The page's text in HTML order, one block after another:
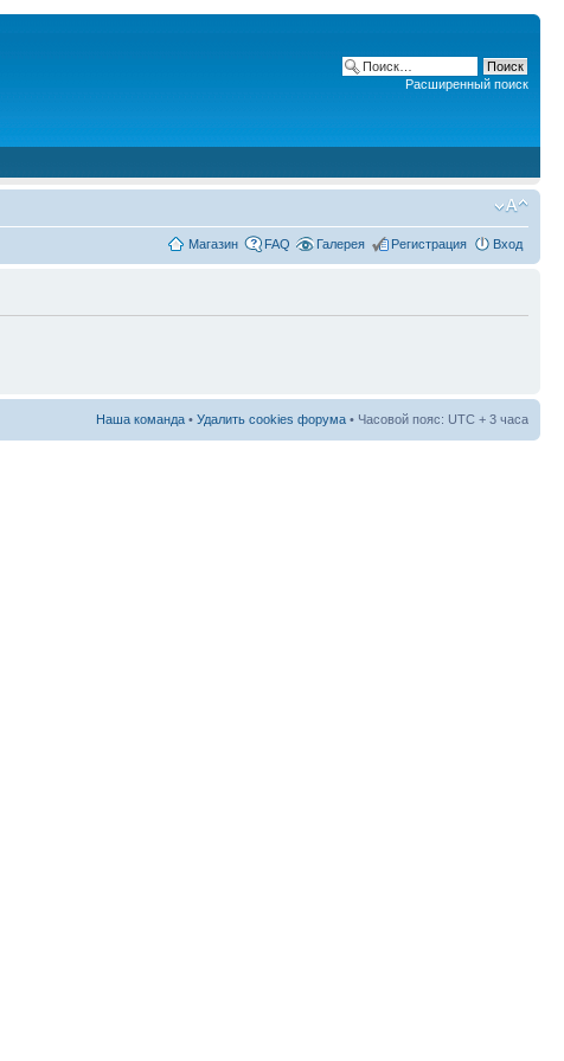
Расширенный поиск
Магазин FAQ Галерея Регистрация Вход
Наша команда • Удалить cookies форума • Часовой пояс: UTC + 3 часа